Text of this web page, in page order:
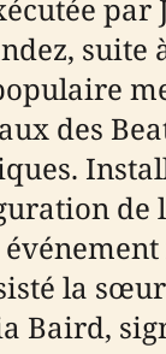
par
suite
des
de
la
Baird,